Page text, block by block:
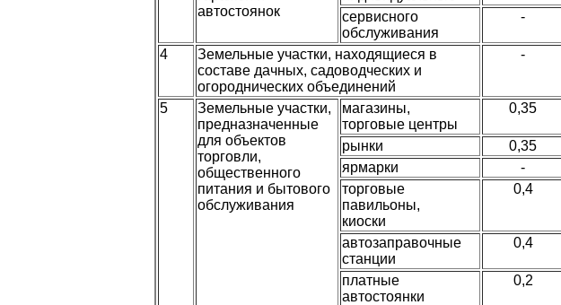
автостоянок
сервисного
обслуживания
-
4
Земельные участки, находящиеся в
составе дачных, садоводческих и
огороднических объединений
-
5
Земельные участки,
предназначенные
для объектов
торговли,
общественного
питания и бытового
обслуживания
магазины,
торговые центры
0,35
рынки 0,35
ярмарки
-
торговые
павильоны,
киоски
0,4
автозаправочные
станции
0,4
платные
автостоянки
0,2